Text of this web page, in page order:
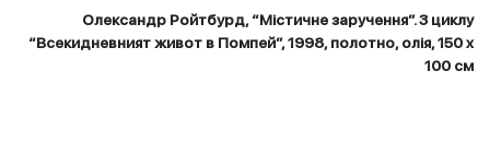
Олександр Ройтбурд, “Містичне заручення”. З циклу
“Всекидневният живот в Помпей”, 1998, полотно, олія, 150 x
100 см